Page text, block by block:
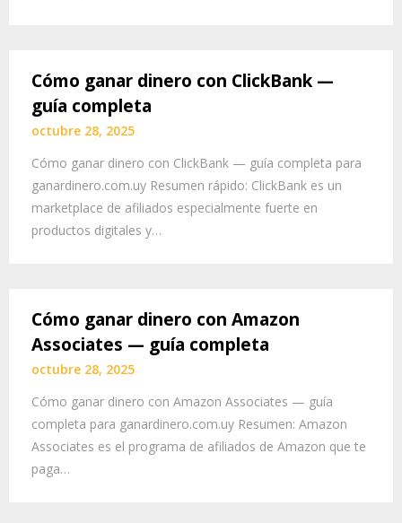
Cómo ganar dinero con ClickBank —
guía completa
octubre 28, 2025
Cómo ganar dinero con ClickBank — guía completa para
ganardinero.com.uy Resumen rápido: ClickBank es un
marketplace de afiliados especialmente fuerte en
productos digitales y…
Cómo ganar dinero con Amazon
Associates — guía completa
octubre 28, 2025
Cómo ganar dinero con Amazon Associates — guía
completa para ganardinero.com.uy Resumen: Amazon
Associates es el programa de afiliados de Amazon que te
paga…